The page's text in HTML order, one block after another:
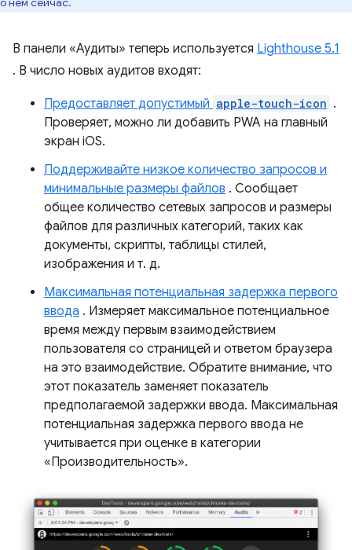
В панели «Аудиты» теперь используется Lighthouse 5.1
. В число новых аудитов входят:
Предоставляет допустимый apple-touch-icon .
Проверяет, можно ли добавить PWA на главный
экран iOS.
Поддерживайте низкое количество запросов и
минимальные размеры файлов . Сообщает
общее количество сетевых запросов и размеры
файлов для различных категорий, таких как
документы, скрипты, таблицы стилей,
изображения и т. д.
Максимальная потенциальная задержка первого
ввода . Измеряет максимальное потенциальное
время между первым взаимодействием
пользователя со страницей и ответом браузера
на это взаимодействие. Обратите внимание, что
этот показатель заменяет показатель
предполагаемой задержки ввода. Максимальная
потенциальная задержка первого ввода не
учитывается при оценке в категории
«Производительность».